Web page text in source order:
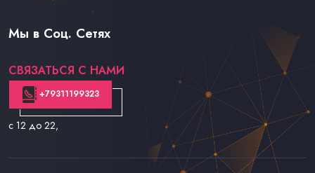
Каталог Музыки на Виниле В Наличии
Доставка и Оплата
Мы в Соц. Сетях
СВЯЗАТЬСЯ С НАМИ
+79311199323
с 12 до 22,